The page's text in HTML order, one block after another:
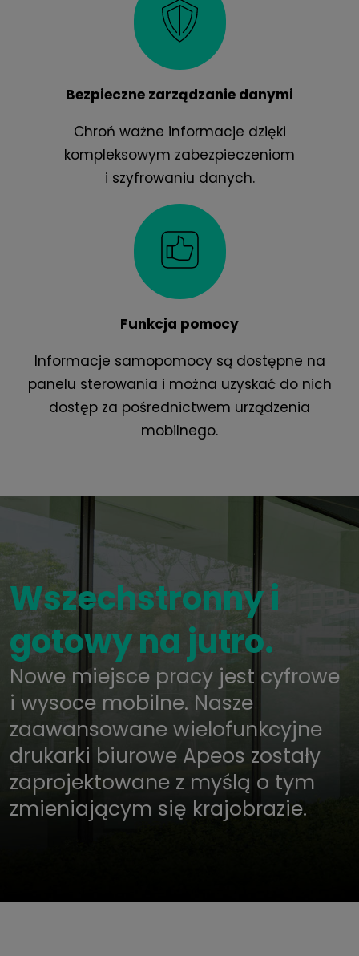
Bezpieczne zarządzanie danymi
Chroń ważne informacje dzięki
kompleksowym zabezpieczeniom
i szyfrowaniu danych.
Funkcja pomocy
Informacje samopomocy są dostępne na
panelu sterowania i można uzyskać do nich
dostęp za pośrednictwem urządzenia
mobilnego.
Wszechstronny i
gotowy na jutro.
Nowe miejsce pracy jest cyfrowe
i wysoce mobilne. Nasze
zaawansowane wielofunkcyjne
drukarki biurowe Apeos zostały
zaprojektowane z myślą o tym
zmieniającym się krajobrazie.